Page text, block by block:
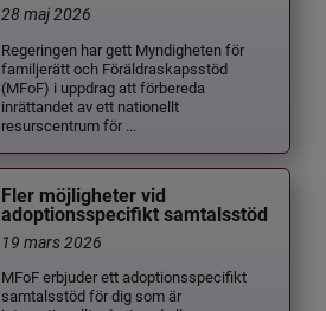
28 maj 2026
Regeringen har gett Myndigheten för
familjerätt och Föräldraskapsstöd
(MFoF) i uppdrag att förbereda
inrättandet av ett nationellt
resurscentrum för ...
Fler möjligheter vid
adoptionsspecifikt samtalsstöd
19 mars 2026
MFoF erbjuder ett adoptionsspecifikt
samtalsstöd för dig som är